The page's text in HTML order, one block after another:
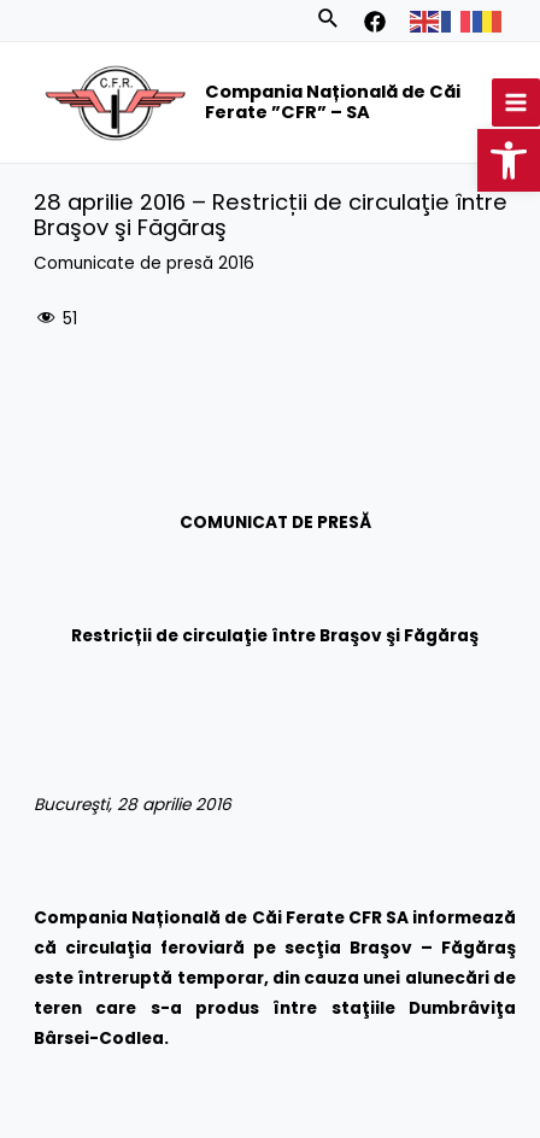
Search
Compania Națională de Căi
Ferate ”CFR” – SA
28 aprilie 2016 – Restricții de circulaţie între
Braşov şi Făgăraş
Comunicate de presă 2016
51
COMUNICAT DE PRESĂ
Restricții de circulaţie între Braşov şi Făgăraş
Bucureşti, 28 aprilie 2016
Compania Națională de Căi Ferate CFR SA informează
că circulaţia feroviară pe secţia Braşov – Făgăraş
este întreruptă temporar, din cauza unei alunecări de
teren care s-a produs între staţiile Dumbrâviţa
Bârsei-Codlea.